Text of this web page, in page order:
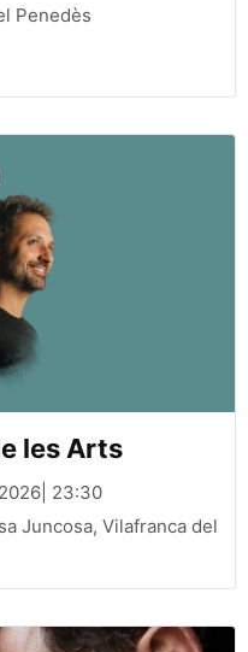
Penedès
les Arts
23:30
Juncosa, Vilafranca del